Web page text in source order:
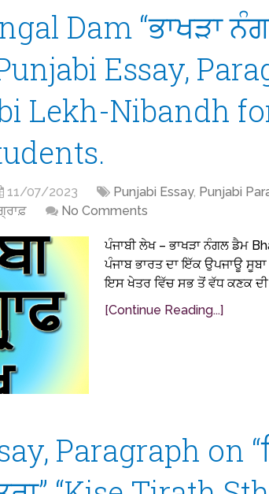
Dam “ਭਾਖੜਾ
Essay,
Lekh-Nibandh
11/07/2023 Punjabi Essay, Punjabi
No Comments
ਪੰਜਾਬੀ ਲੇਖ – ਭਾਖੜਾ ਨੰਗਲ ਡੈਮ
ਪੰਜਾਬ ਭਾਰਤ ਦਾ ਇੱਕ ਉਪਜਾਊ
ਇਸ ਖੇਤਰ ਵਿੱਚ ਸਭ ਤੋਂ ਵੱਧ ਕਣਕ ਦੀ
[Continue Reading...]
Paragraph on